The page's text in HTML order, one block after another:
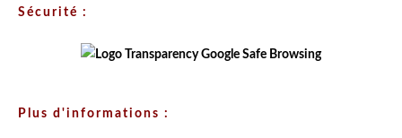
Sécurité :
Plus d'informations :